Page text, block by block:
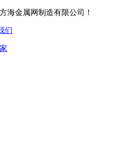
海金属网制造有限公司！
们